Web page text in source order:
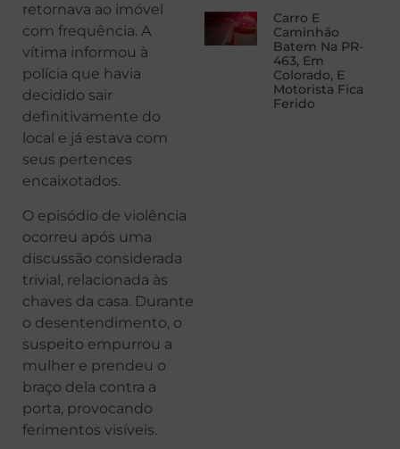
retornava ao imóvel
com frequência. A
vítima informou à
polícia que havia
decidido sair
definitivamente do
local e já estava com
seus pertences
encaixotados.
O episódio de violência
ocorreu após uma
discussão considerada
trivial, relacionada às
chaves da casa. Durante
o desentendimento, o
suspeito empurrou a
mulher e prendeu o
braço dela contra a
porta, provocando
ferimentos visíveis.
Carro E
Caminhão
Batem Na PR-
463, Em
Colorado, E
Motorista Fica
Ferido